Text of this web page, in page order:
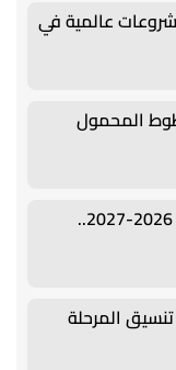
عالمية في
المحمول
موعد بدء الدراسة بالمدارس الدولية 2026-2027..
المرحلة